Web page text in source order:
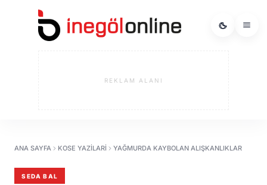
REKLAM ALANI
ANA SAYFA KOSE YAZILARI YAĞMURDA KAYBOLAN ALIŞKANLIKLAR
SEDA BAL